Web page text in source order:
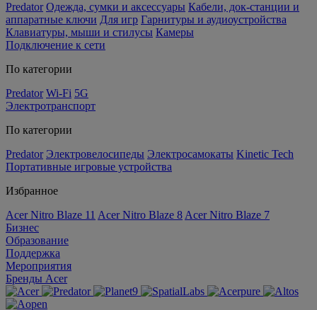
Predator Одежда, сумки и аксессуары Кабели, док-станции и
аппаратные ключи Для игр Гарнитуры и аудиоустройства
Клавиатуры, мыши и стилусы Камеры
Подключение к сети
По категории
Predator Wi-Fi 5G
Электротранспорт
По категории
Predator Электровелосипеды Электросамокаты Kinetic Tech
Портативные игровые устройства
Избранное
Acer Nitro Blaze 11 Acer Nitro Blaze 8 Acer Nitro Blaze 7
Бизнес
Образование
Поддержка
Мероприятия
Бренды Acer